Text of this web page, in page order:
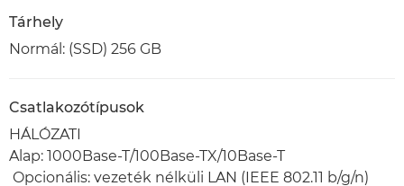
Tárhely
Normál: (SSD) 256 GB
Csatlakozótípusok
HÁLÓZATI
Alap: 1000Base-T/100Base-TX/10Base-T
Opcionális: vezeték nélküli LAN (IEEE 802.11 b/g/n)